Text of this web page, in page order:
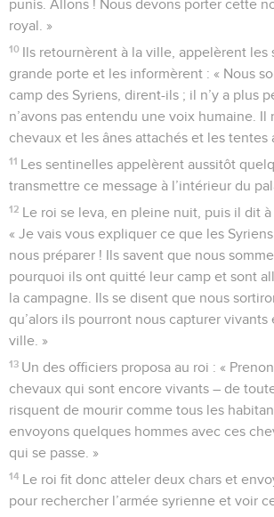
punis. Allons ! Nous devons porter cette
royal. »
10 Ils retournèrent à la ville, appelèrent les
grande porte et les informèrent : « Nous
camp des Syriens, dirent-ils ; il n’y a plus
n’avons pas entendu une voix humaine. Il
chevaux et les ânes attachés et les tentes
11 Les sentinelles appelèrent aussitôt
transmettre ce message à l’intérieur du
12 Le roi se leva, en pleine nuit, puis il dit
« Je vais vous expliquer ce que les
nous préparer ! Ils savent que nous
pourquoi ils ont quitté leur camp et sont
la campagne. Ils se disent que nous
qu’alors ils pourront nous capturer vivants
ville. »
13 Un des officiers proposa au roi : «
chevaux qui sont encore vivants – de
risquent de mourir comme tous les
envoyons quelques hommes avec ces
qui se passe. »
14 Le roi fit donc atteler deux chars et
pour rechercher l’armée syrienne et voir